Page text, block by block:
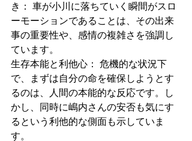
き： 車が小川に落ちていく瞬間がスロ
ーモーションであることは、その出来
事の重要性や、感情の複雑さを強調し
ています。
生存本能と利他心： 危機的な状況下
で、まずは自分の命を確保しようとす
るのは、人間の本能的な反応です。し
かし、同時に嶋内さんの安否も気にす
るという利他的な側面も示していま
す。